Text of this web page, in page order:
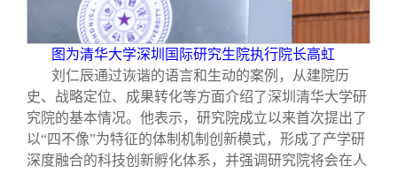
图为清华大学深圳国际研究生院执行院长高虹
刘仁辰通过诙谐的语言和生动的案例，从建院历
史、战略定位、成果转化等方面介绍了深圳清华大学研
究院的基本情况。他表示，研究院成立以来首次提出了
以“四不像”为特征的体制机制创新模式，形成了产学研
深度融合的科技创新孵化体系，并强调研究院将会在人